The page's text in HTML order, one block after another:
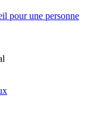
pour une personne